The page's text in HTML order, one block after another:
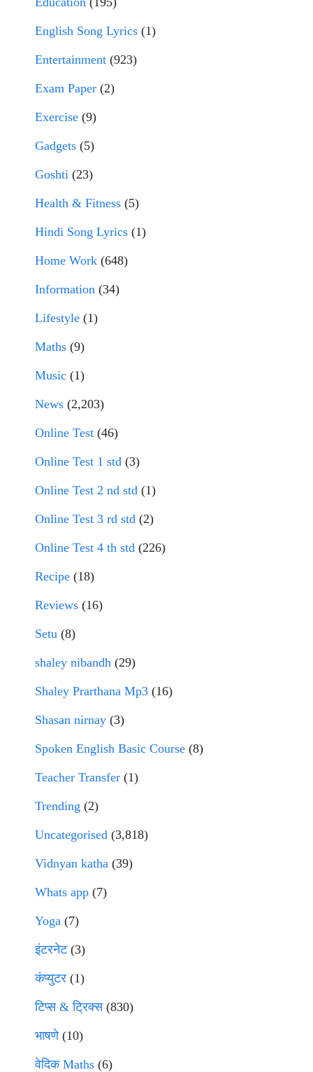
English Song Lyrics (1)
Entertainment (923)
Exam Paper (2)
Exercise (9)
Gadgets (5)
Goshti (23)
Health & Fitness (5)
Hindi Song Lyrics (1)
Home Work (648)
Information (34)
Lifestyle (1)
Maths (9)
Music (1)
News (2,203)
Online Test (46)
Online Test 1 std (3)
Online Test 2 nd std (1)
Online Test 3 rd std (2)
Online Test 4 th std (226)
Recipe (18)
Reviews (16)
Setu (8)
shaley nibandh (29)
Shaley Prarthana Mp3 (16)
Shasan nirnay (3)
Spoken English Basic Course (8)
Teacher Transfer (1)
Trending (2)
Uncategorised (3,818)
Vidnyan katha (39)
Whats app (7)
Yoga (7)
इंटरनेट(3)
कंप्युटर (1)
टिप्स & ट्रिक्स(830)
भाषणे(10)
वेदिक Maths (6)